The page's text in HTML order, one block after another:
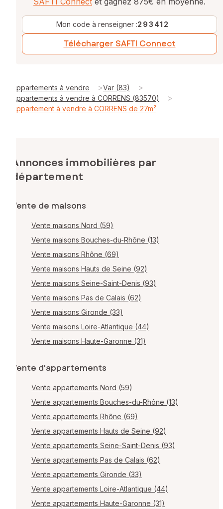
Mon code à renseigner :293412
Télécharger SAFTI Connect
Appartements à vendre >Var (83) >
Appartements à vendre à CORRENS (83570) >
Appartement à vendre à CORRENS de 27m²
Annonces immobilières par
département
Vente de maisons
Vente maisons Nord (59)
Vente maisons Bouches-du-Rhône (13)
Vente maisons Rhône (69)
Vente maisons Hauts de Seine (92)
Vente maisons Seine-Saint-Denis (93)
Vente maisons Pas de Calais (62)
Vente maisons Gironde (33)
Vente maisons Loire-Atlantique (44)
Vente maisons Haute-Garonne (31)
Vente d'appartements
Vente appartements Nord (59)
Vente appartements Bouches-du-Rhône (13)
Vente appartements Rhône (69)
Vente appartements Hauts de Seine (92)
Vente appartements Seine-Saint-Denis (93)
Vente appartements Pas de Calais (62)
Vente appartements Gironde (33)
Vente appartements Loire-Atlantique (44)
Vente appartements Haute-Garonne (31)